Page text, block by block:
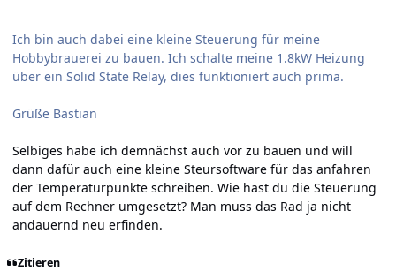
Ich bin auch dabei eine kleine Steuerung für meine
Hobbybrauerei zu bauen. Ich schalte meine 1.8kW Heizung
über ein Solid State Relay, dies funktioniert auch prima.
Grüße Bastian
Selbiges habe ich demnächst auch vor zu bauen und will
dann dafür auch eine kleine Steursoftware für das anfahren
der Temperaturpunkte schreiben. Wie hast du die Steuerung
auf dem Rechner umgesetzt? Man muss das Rad ja nicht
andauernd neu erfinden.
Zitieren